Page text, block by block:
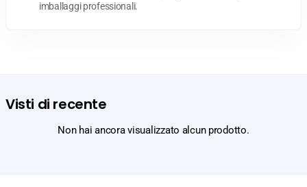
imballaggi professionali.
Visti di recente
Non hai ancora visualizzato alcun prodotto.